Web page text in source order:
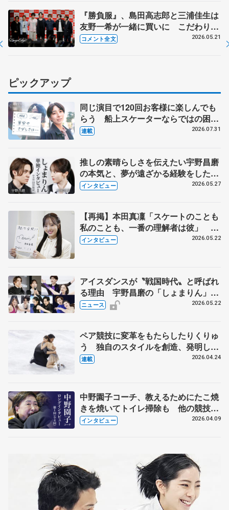
『勝負服』、島田高志郎と三浦佳生は
友野一希が一緒に買いに こだわりが
ないのは…【コラントッテ・トークイ
コメント全文 2026.05.21
ピックアップ
同じ演目で120回お客様に楽しんでも
らう 船上スケーターならではの困難
とは 影響あったPIW前キャプテン松
連載 2026.07.31
推しの素晴らしさを伝えたい宇野昌磨
の本気と、夢が遠ざかる経験をした本
田真凜の覚悟
インタビュー 2026.05.27
【再掲】本田真凜「スケートのことも
私のことも、一番の理解者は彼」 引
退時の単独インタビューで語った競技
インタビュー 2026.05.22
アイスダンスが〝戦国時代〟と呼ばれ
る理由 宇野昌磨の「しょまりん」ら
実力者が相次いで参戦 国内の競争激
ニュース 2026.05.22
ペア競技に変革をもたらしたりくりゅ
う 独自のスタイルを創造、発明した
【引退発表後②】
連載 2026.04.24
中野園子コーチ、教えるためにたこ焼
きを焼いてトイレ掃除も 他の競技に
も通用するという坂本花織の筋肉
インタビュー 2026.04.09